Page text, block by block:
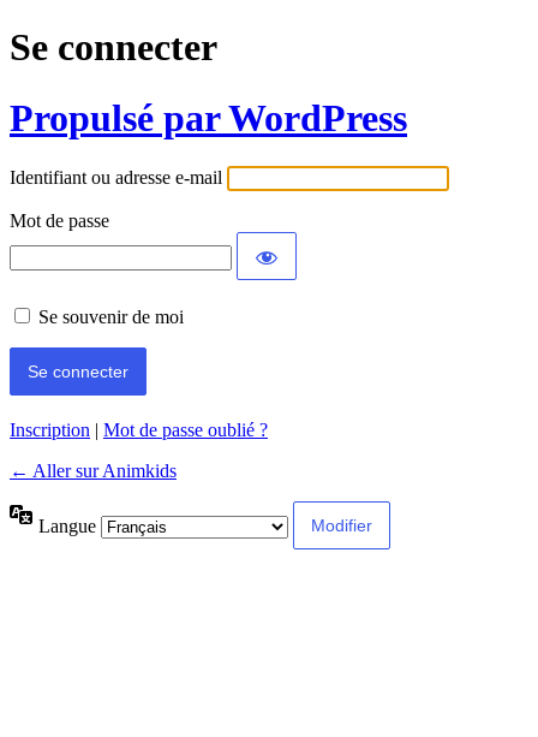
Se connecter
Propulsé par WordPress
Identifiant ou adresse e-mail
Mot de passe
Se souvenir de moi
Inscription | Mot de passe oublié ?
← Aller sur Animkids
Langue